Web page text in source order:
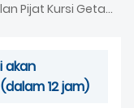
Bantalan Pijat Kursi Getaran Bantal Pijat Shiatsu
akan
12 jam)